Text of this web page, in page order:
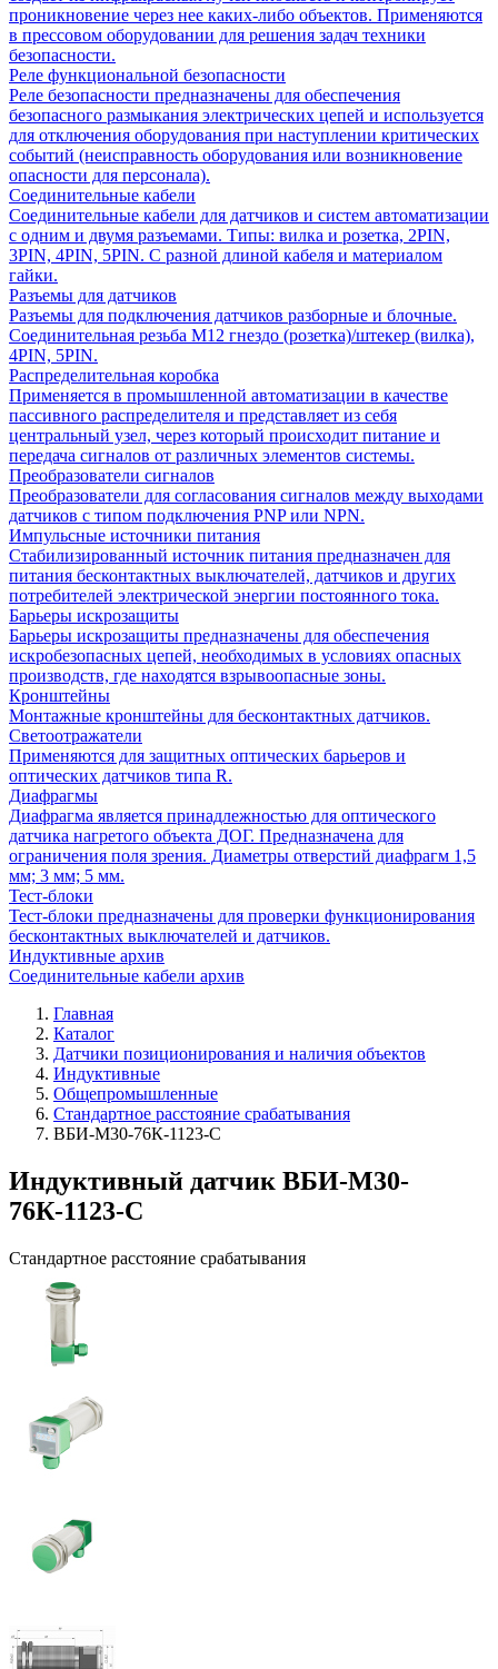
проникновение через нее каких-либо объектов. Применяются
в прессовом оборудовании для решения задач техники
безопасности.
Реле функциональной безопасности
Реле безопасности предназначены для обеспечения
безопасного размыкания электрических цепей и используется
для отключения оборудования при наступлении критических
событий (неисправность оборудования или возникновение
опасности для персонала).
Соединительные кабели
Соединительные кабели для датчиков и систем автоматизации
с одним и двумя разъемами. Типы: вилка и розетка, 2PIN,
3PIN, 4PIN, 5PIN. С разной длиной кабеля и материалом
гайки.
Разъемы для датчиков
Разъемы для подключения датчиков разборные и блочные.
Соединительная резьба М12 гнездо (розетка)/штекер (вилка),
4PIN, 5PIN.
Распределительная коробка
Применяется в промышленной автоматизации в качестве
пассивного распределителя и представляет из себя
центральный узел, через который происходит питание и
передача сигналов от различных элементов системы.
Преобразователи сигналов
Преобразователи для согласования сигналов между выходами
датчиков с типом подключения PNP или NPN.
Импульсные источники питания
Стабилизированный источник питания предназначен для
питания бесконтактных выключателей, датчиков и других
потребителей электрической энергии постоянного тока.
Барьеры искрозащиты
Барьеры искрозащиты предназначены для обеспечения
искробезопасных цепей, необходимых в условиях опасных
производств, где находятся взрывоопасные зоны.
Кронштейны
Монтажные кронштейны для бесконтактных датчиков.
Светоотражатели
Применяются для защитных оптических барьеров и
оптических датчиков типа R.
Диафрагмы
Диафрагма является принадлежностью для оптического
датчика нагретого объекта ДОГ. Предназначена для
ограничения поля зрения. Диаметры отверстий диафрагм 1,5
мм; 3 мм; 5 мм.
Тест-блоки
Тест-блоки предназначены для проверки функционирования
бесконтактных выключателей и датчиков.
Индуктивные архив
Соединительные кабели архив
Главная
Каталог
Датчики позиционирования и наличия объектов
Индуктивные
Общепромышленные
Стандартное расстояние срабатывания
ВБИ-М30-76К-1123-С
Индуктивный датчик ВБИ-М30-
76К-1123-С
Стандартное расстояние срабатывания